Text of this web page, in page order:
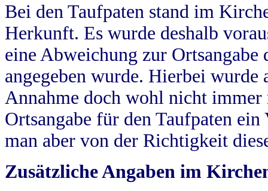
Bei den Taufpaten stand im
Herkunft. Es wurde deshalb
eine Abweichung zur
angegeben wurde. Hierbei wurde
Annahme doch wohl nicht
Ortsangabe für den Taufpaten
man aber von der Richtigkeit
Zusätzliche Angaben im